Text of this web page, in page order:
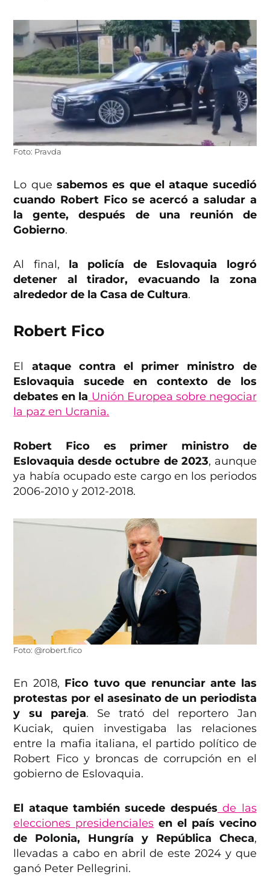
Foto: Pravda
Lo que sabemos es que el ataque sucedió
cuando Robert Fico se acercó a saludar a
la gente, después de una reunión de
Gobierno.
Al final, la policía de Eslovaquia logró
detener al tirador, evacuando la zona
alrededor de la Casa de Cultura.
Robert Fico
El ataque contra el primer ministro de
Eslovaquia sucede en contexto de los
debates en la Unión Europea sobre negociar
la paz en Ucrania.
Robert Fico es primer ministro de
Eslovaquia desde octubre de 2023, aunque
ya había ocupado este cargo en los periodos
2006-2010 y 2012-2018.
Foto: @robert.fico
En 2018, Fico tuvo que renunciar ante las
protestas por el asesinato de un periodista
y su pareja. Se trató del reportero Jan
Kuciak, quien investigaba las relaciones
entre la mafia italiana, el partido político de
Robert Fico y broncas de corrupción en el
gobierno de Eslovaquia.
El ataque también sucede después de las
elecciones presidenciales en el país vecino
de Polonia, Hungría y República Checa,
llevadas a cabo en abril de este 2024 y que
ganó Peter Pellegrini.